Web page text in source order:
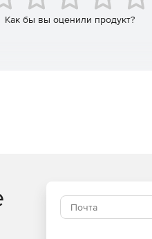
и группы улучшает и
Как бы вы оценили продукт?